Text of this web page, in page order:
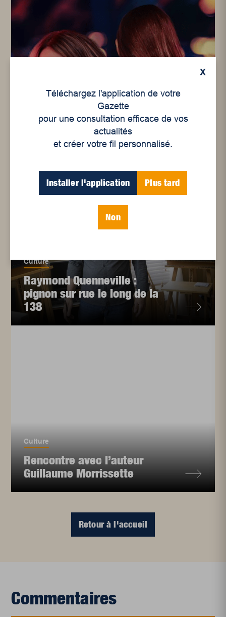
Nos suggestions Balados –
juin 2021
Culture
Raymond Quenneville :
pignon sur rue le long de la
138
Culture
Rencontre avec l’auteur
Guillaume Morrissette
Retour à l'accueil
Commentaires
X
Téléchargez l'application de votre
Gazette
pour une consultation efficace de vos
actualités
et créer votre fil personnalisé.
Installer l'application Plus tard
Non